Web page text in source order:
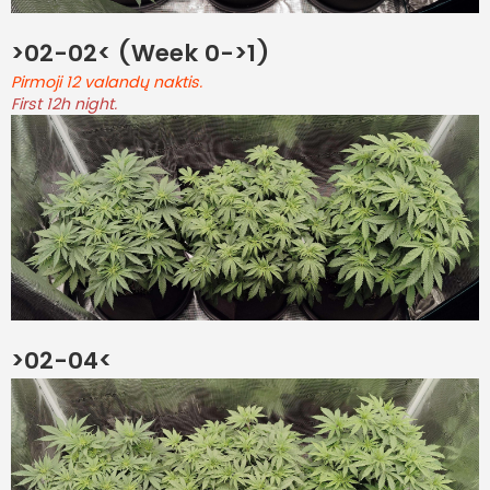
>02-02< (Week 0->1)
Pirmoji 12 valandų naktis.
First 12h night.
>02-04<